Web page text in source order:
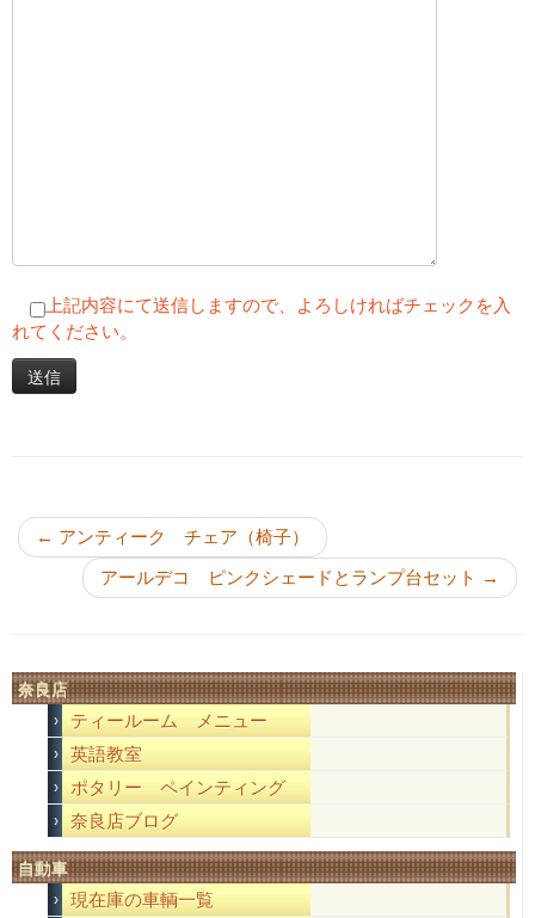
上記内容にて送信しますので、よろしければチェックを入
れてください。
← アンティーク チェア（椅子）
アールデコ ピンクシェードとランプ台セット →
奈良店
ティールーム メニュー
英語教室
ポタリー ペインティング
奈良店ブログ
自動車
現在庫の車輌一覧